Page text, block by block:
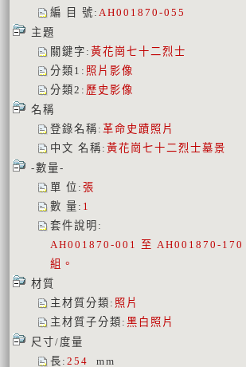
編 目 號 : AH001870-055
主題
關鍵字 : 黃花崗七十二烈士
分類1 : 照片影像
分類2 : 歷史影像
名稱
登錄名稱 : 革命史蹟照片
中文 名稱 : 黃花崗七十二烈士墓景
-數量-
單 位 : 張
數 量 : 1
套件說明 :
AH001870-001 至 AH001870-170
組。
材質
主材質分類 : 照片
主材質子分類 : 黑白照片
尺寸/度量
長 : 254
mm